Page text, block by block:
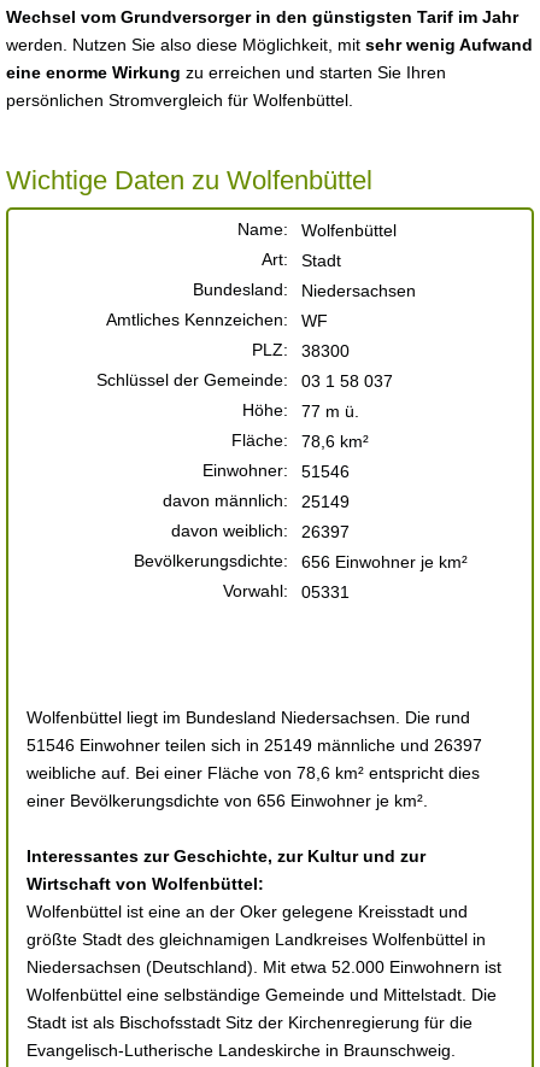
Wechsel vom Grundversorger in den günstigsten Tarif im Jahr
werden. Nutzen Sie also diese Möglichkeit, mit sehr wenig Aufwand
eine enorme Wirkung zu erreichen und starten Sie Ihren
persönlichen Stromvergleich für Wolfenbüttel.
Wichtige Daten zu Wolfenbüttel
Name:
Wolfenbüttel
Art:
Stadt
Bundesland:
Niedersachsen
Amtliches Kennzeichen:
WF
PLZ:
38300
Schlüssel der Gemeinde:
03 1 58 037
Höhe:
77 m ü.
Fläche:
78,6 km²
Einwohner:
51546
davon männlich:
25149
davon weiblich:
26397
Bevölkerungsdichte:
656 Einwohner je km²
Vorwahl:
05331
Wolfenbüttel liegt im Bundesland Niedersachsen. Die rund
51546 Einwohner teilen sich in 25149 männliche und 26397
weibliche auf. Bei einer Fläche von 78,6 km² entspricht dies
einer Bevölkerungsdichte von 656 Einwohner je km².
Interessantes zur Geschichte, zur Kultur und zur
Wirtschaft von Wolfenbüttel:
Wolfenbüttel ist eine an der Oker gelegene Kreisstadt und
größte Stadt des gleichnamigen Landkreises Wolfenbüttel in
Niedersachsen (Deutschland). Mit etwa 52.000 Einwohnern ist
Wolfenbüttel eine selbständige Gemeinde und Mittelstadt. Die
Stadt ist als Bischofsstadt Sitz der Kirchenregierung für die
Evangelisch-Lutherische Landeskirche in Braunschweig.